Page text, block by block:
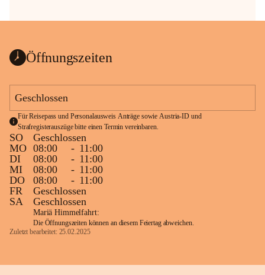
Öffnungszeiten
Geschlossen
Für Reisepass und Personalausweis Anträge sowie Austria-ID und
Strafregisterauszüge bitte einen Termin vereinbaren.
SO
Geschlossen
MO 08:00 - 11:00
DI
08:00 - 11:00
MI
08:00 - 11:00
DO
08:00 - 11:00
FR
Geschlossen
SA
Geschlossen
Mariä Himmelfahrt:
Die Öffnungszeiten können an diesem Feiertag abweichen.
Zuletzt bearbeitet: 25.02.2025